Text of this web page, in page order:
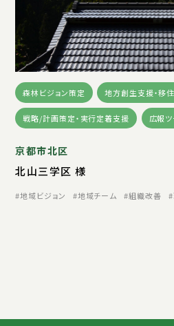
森林ビジョン策定 地方創生支援・移
戦略/計画策定・実行定着支援 広報
京都市北区
北山三学区 様
地域ビジョン 地域チーム 組織改善